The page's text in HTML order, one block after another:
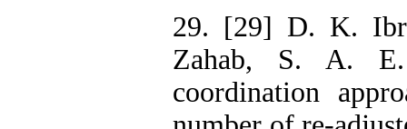
29. [29] D. K.
Zahab, S. A.
coordination